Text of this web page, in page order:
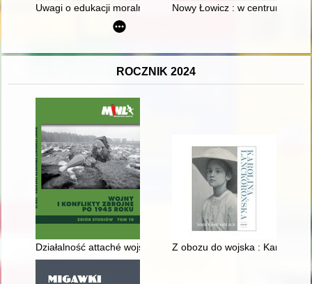
Uwagi o edukacji moralnej synów szlacheckich w XVI-
Nowy Łowicz : w centrum
ROCZNIK 2024
Działalność attaché wojskowego przy ambasadzie PRL w
Z obozu do wojska : Karolina